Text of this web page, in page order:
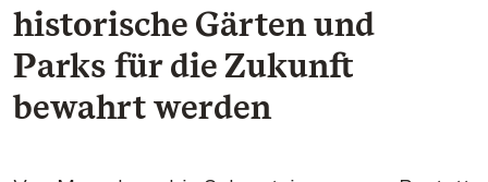
historische Gärten und
Parks für die Zukunft
bewahrt werden